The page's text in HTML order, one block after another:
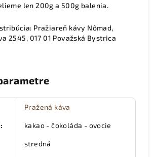
len 200g a 500g balenia.
Pražiareň kávy Nômad,
2545, 017 01 Považská Bystrica
Pražená káva
: kakao - čokoláda - ovocie
stredná